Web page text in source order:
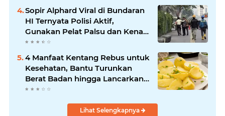
Sopir Alphard Viral di Bundaran
HI Ternyata Polisi Aktif,
Gunakan Pelat Palsu dan Kena
Tilang
4 Manfaat Kentang Rebus untuk
Kesehatan, Bantu Turunkan
Berat Badan hingga Lancarkan
Pencernaan
Lihat Selengkapnya